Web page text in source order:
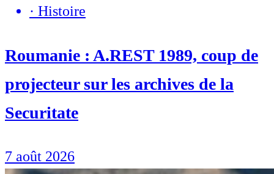
· Histoire
Roumanie : A.REST 1989, coup de
projecteur sur les archives de la
Securitate
7 août 2026